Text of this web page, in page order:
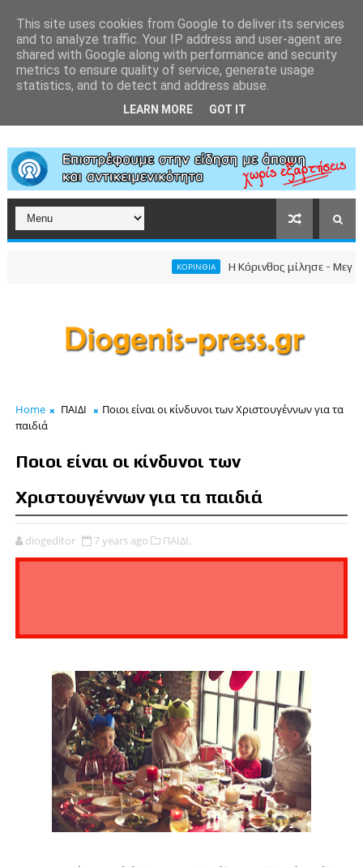
ΚΟΡΙΝΘΙΑ Η Κόρινθος μίλησε -
Home ΠΑΙΔΙ
Ποιοι είναι οι κίνδυνοι των Χριστουγέννων για τα
παιδιά
Ποιοι είναι οι κίνδυνοι των
Χριστουγέννων για τα παιδιά
diogeditor 7 years ago ΠΑΙΔΙ,
This site uses cookies from Google to deliver its services
and to analyze traffic. Your IP address and user-agent are
shared with Google along with performance and security
metrics to ensure quality of service, generate usage
statistics, and to detect and address abuse.
LEARN MORE GOT IT